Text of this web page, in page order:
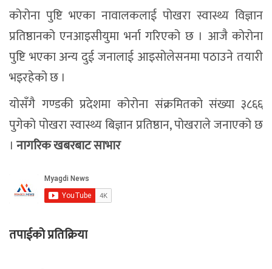
कोरोना पुष्टि भएका नावालकलाई पोखरा स्वास्थ्य विज्ञान
प्रतिष्ठानको एनआइसीयुमा भर्ना गरिएको छ । आजै कोरोना
पुष्टि भएका अन्य दुई जनालाई आइसोलेसनमा पठाउने तयारी
भइरहेको छ ।
योसँगै गण्डकी प्रदेशमा कोरोना संक्रमितको संख्या ३८६६
पुगेको पोखरा स्वास्थ्य बिज्ञान प्रतिष्ठान, पोखराले जनाएको छ
। नागरिक खबरबाट साभार
तपाईको प्रतिक्रिया